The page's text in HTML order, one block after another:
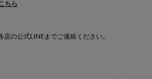
ちら
の公式LINEまでご連絡ください。